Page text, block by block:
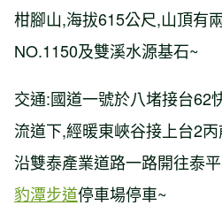
柑腳山,海拔615公尺,山頂有
NO.1150及雙溪水源基石~
交通:國道一號於八堵接台62
流道下,經暖東峽谷接上台2
沿雙泰產業道路一路開往泰
豹潭步道停車場停車~